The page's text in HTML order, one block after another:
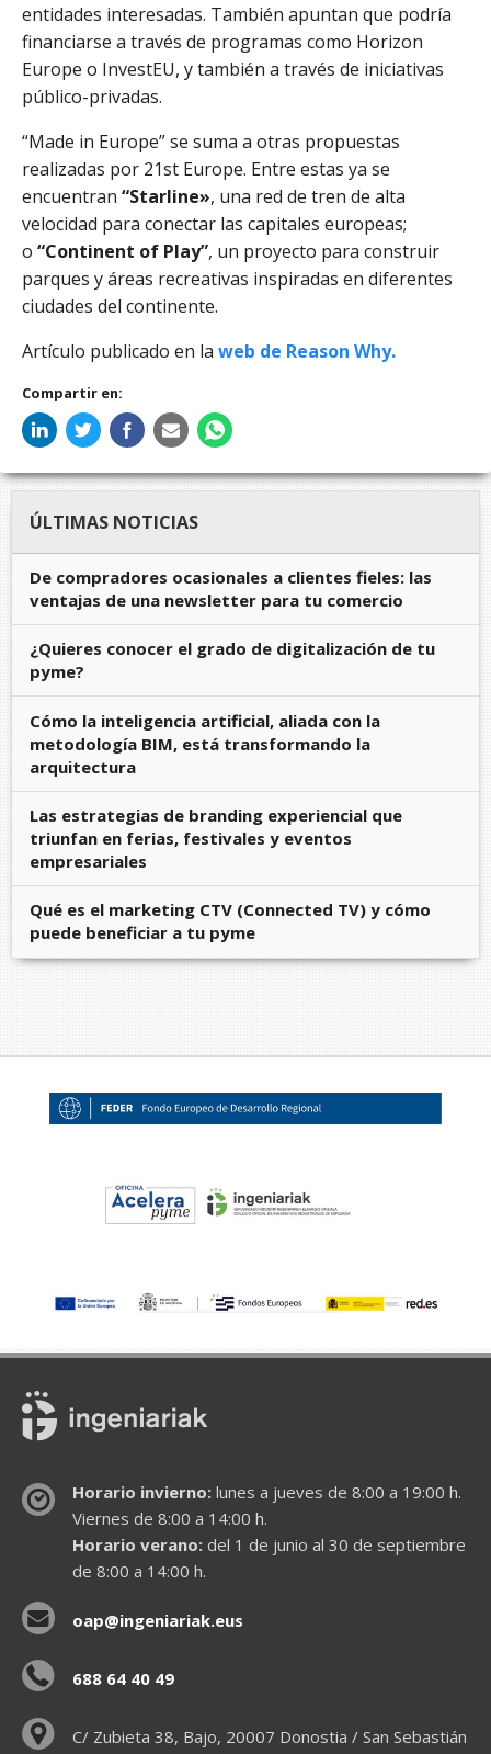
entidades interesadas. También apuntan que podría
financiarse a través de programas como Horizon
Europe o InvestEU, y también a través de iniciativas
público-privadas.
“Made in Europe” se suma a otras propuestas
realizadas por 21st Europe. Entre estas ya se
encuentran “Starline», una red de tren de alta
velocidad para conectar las capitales europeas;
o “Continent of Play”, un proyecto para construir
parques y áreas recreativas inspiradas en diferentes
ciudades del continente.
Artículo publicado en la web de Reason Why.
Compartir en:
ÚLTIMAS NOTICIAS
De compradores ocasionales a clientes fieles: las
ventajas de una newsletter para tu comercio
¿Quieres conocer el grado de digitalización de tu
pyme?
Cómo la inteligencia artificial, aliada con la
metodología BIM, está transformando la
arquitectura
Las estrategias de branding experiencial que
triunfan en ferias, festivales y eventos
empresariales
Qué es el marketing CTV (Connected TV) y cómo
puede beneficiar a tu pyme
Horario invierno:lunes a jueves de 8:00 a 19:00 h.
Viernes de 8:00 a 14:00 h.
Horario verano:del 1 de junio al 30 de septiembre
de 8:00 a 14:00 h.
oap@ingeniariak.eus
688 64 40 49
C/ Zubieta 38, Bajo, 20007 Donostia / San Sebastián